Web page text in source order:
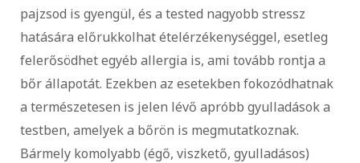
pajzsod is gyengül, és a tested nagyobb stressz
hatására előrukkolhat ételérzékenységgel, esetleg
felerősödhet egyéb allergia is, ami tovább rontja a
bőr állapotát. Ezekben az esetekben fokozódhatnak
a természetesen is jelen lévő apróbb gyulladások a
testben, amelyek a bőrön is megmutatkoznak.
Bármely komolyabb (égő, viszkető, gyulladásos)